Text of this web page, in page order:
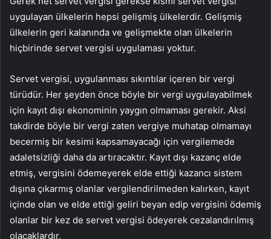
uygulayan ülkelerin hepsi gelişmiş ülkelerdir. Gelişmiş
ülkelerin geri kalanında ve gelişmekte olan ülkelerin
hiçbirinde servet vergisi uygulaması yoktur.
Servet vergisi, uygulanması sıkıntılar içeren bir vergi
türüdür. Her şeyden önce böyle bir vergi uygulayabilmek
için kayıt dışı ekonominin yaygın olmaması gerekir. Aksi
takdirde böyle bir vergi zaten vergiye muhatap olmamayı
becermiş bir kesimi kapsamayacağı için vergilemede
adaletsizliği daha da artıracaktır. Kayıt dışı kazanç elde
etmiş, vergisini ödemeyerek elde ettiği kazancı sistem
dışına çıkarmış olanlar vergilendirilmeden kalırken, kayıt
içinde olan ve elde ettiği geliri beyan edip vergisini ödemiş
olanlar bir kez de servet vergisi ödeyerek cezalandırılmış
olacaklardır.